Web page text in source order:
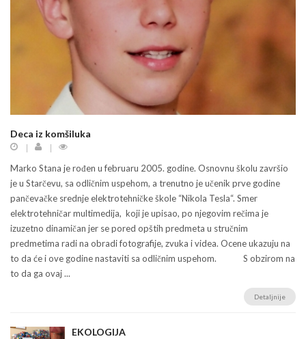
Deca iz komšiluka
Marko Stana je rođen u februaru 2005. godine. Osnovnu školu završio
je u Starčevu, sa odličnim uspehom, a trenutno je učenik prve godine
pančevačke srednje elektrotehničke škole “Nikola Tesla“. Smer
elektrotehničar multimedija, koji je upisao, po njegovim rečima je
izuzetno dinamičan jer se pored opštih predmeta u stručnim
predmetima radi na obradi fotografije, zvuka i videa. Ocene ukazuju na
to da će i ove godine nastaviti sa odličnim uspehom. S obzirom na
to da ga ovaj ...
Detaljnije
EKOLOGIJA